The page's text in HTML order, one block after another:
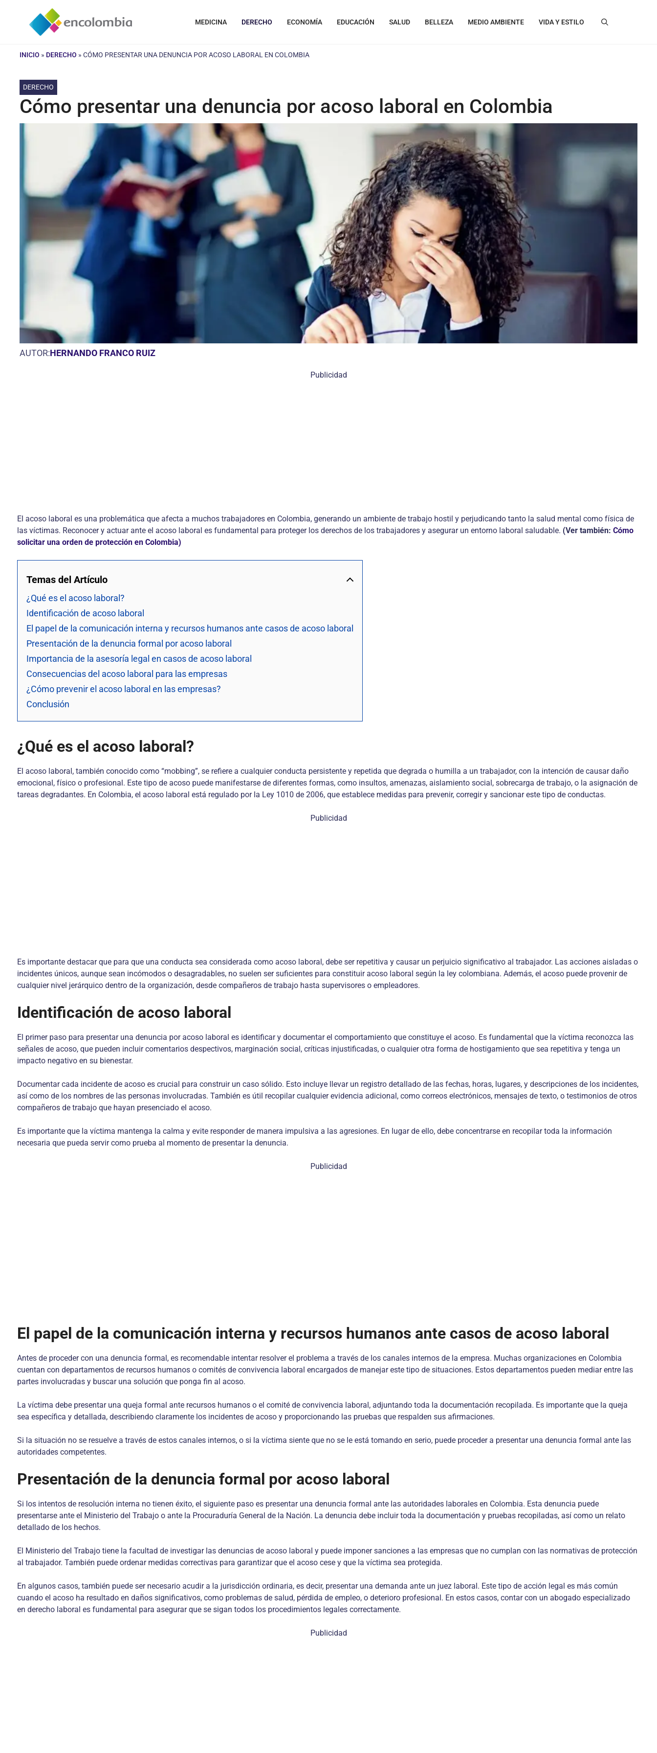
contenido
MEDICINA DERECHO ECONOMÍA EDUCACIÓN SALUD BELLEZA MEDIO AMBIENTE VIDA Y ESTILO
INICIO » DERECHO » CÓMO PRESENTAR UNA DENUNCIA POR ACOSO LABORAL EN COLOMBIA
DERECHO
Cómo presentar una denuncia por acoso laboral en Colombia
AUTOR:HERNANDO FRANCO RUIZ
Publicidad
El acoso laboral es una problemática que afecta a muchos trabajadores en Colombia, generando un ambiente de trabajo hostil y perjudicando tanto la salud mental como física de
las víctimas. Reconocer y actuar ante el acoso laboral es fundamental para proteger los derechos de los trabajadores y asegurar un entorno laboral saludable. (Ver también: Cómo
solicitar una orden de protección en Colombia)
Temas del Artículo
¿Qué es el acoso laboral?
Identificación de acoso laboral
El papel de la comunicación interna y recursos humanos ante casos de acoso laboral
Presentación de la denuncia formal por acoso laboral
Importancia de la asesoría legal en casos de acoso laboral
Consecuencias del acoso laboral para las empresas
¿Cómo prevenir el acoso laboral en las empresas?
Conclusión
¿Qué es el acoso laboral?
El acoso laboral, también conocido como “mobbing”, se refiere a cualquier conducta persistente y repetida que degrada o humilla a un trabajador, con la intención de causar daño
emocional, físico o profesional. Este tipo de acoso puede manifestarse de diferentes formas, como insultos, amenazas, aislamiento social, sobrecarga de trabajo, o la asignación de
tareas degradantes. En Colombia, el acoso laboral está regulado por la Ley 1010 de 2006, que establece medidas para prevenir, corregir y sancionar este tipo de conductas.
Publicidad
Es importante destacar que para que una conducta sea considerada como acoso laboral, debe ser repetitiva y causar un perjuicio significativo al trabajador. Las acciones aisladas o
incidentes únicos, aunque sean incómodos o desagradables, no suelen ser suficientes para constituir acoso laboral según la ley colombiana. Además, el acoso puede provenir de
cualquier nivel jerárquico dentro de la organización, desde compañeros de trabajo hasta supervisores o empleadores.
Identificación de acoso laboral
El primer paso para presentar una denuncia por acoso laboral es identificar y documentar el comportamiento que constituye el acoso. Es fundamental que la víctima reconozca las
señales de acoso, que pueden incluir comentarios despectivos, marginación social, críticas injustificadas, o cualquier otra forma de hostigamiento que sea repetitiva y tenga un
impacto negativo en su bienestar.
Documentar cada incidente de acoso es crucial para construir un caso sólido. Esto incluye llevar un registro detallado de las fechas, horas, lugares, y descripciones de los incidentes,
así como de los nombres de las personas involucradas. También es útil recopilar cualquier evidencia adicional, como correos electrónicos, mensajes de texto, o testimonios de otros
compañeros de trabajo que hayan presenciado el acoso.
Es importante que la víctima mantenga la calma y evite responder de manera impulsiva a las agresiones. En lugar de ello, debe concentrarse en recopilar toda la información
necesaria que pueda servir como prueba al momento de presentar la denuncia.
Publicidad
El papel de la comunicación interna y recursos humanos ante casos de acoso laboral
Antes de proceder con una denuncia formal, es recomendable intentar resolver el problema a través de los canales internos de la empresa. Muchas organizaciones en Colombia
cuentan con departamentos de recursos humanos o comités de convivencia laboral encargados de manejar este tipo de situaciones. Estos departamentos pueden mediar entre las
partes involucradas y buscar una solución que ponga fin al acoso.
La víctima debe presentar una queja formal ante recursos humanos o el comité de convivencia laboral, adjuntando toda la documentación recopilada. Es importante que la queja
sea específica y detallada, describiendo claramente los incidentes de acoso y proporcionando las pruebas que respalden sus afirmaciones.
Si la situación no se resuelve a través de estos canales internos, o si la víctima siente que no se le está tomando en serio, puede proceder a presentar una denuncia formal ante las
autoridades competentes.
Presentación de la denuncia formal por acoso laboral
Si los intentos de resolución interna no tienen éxito, el siguiente paso es presentar una denuncia formal ante las autoridades laborales en Colombia. Esta denuncia puede
presentarse ante el Ministerio del Trabajo o ante la Procuraduría General de la Nación. La denuncia debe incluir toda la documentación y pruebas recopiladas, así como un relato
detallado de los hechos.
El Ministerio del Trabajo tiene la facultad de investigar las denuncias de acoso laboral y puede imponer sanciones a las empresas que no cumplan con las normativas de protección
al trabajador. También puede ordenar medidas correctivas para garantizar que el acoso cese y que la víctima sea protegida.
En algunos casos, también puede ser necesario acudir a la jurisdicción ordinaria, es decir, presentar una demanda ante un juez laboral. Este tipo de acción legal es más común
cuando el acoso ha resultado en daños significativos, como problemas de salud, pérdida de empleo, o deterioro profesional. En estos casos, contar con un abogado especializado
en derecho laboral es fundamental para asegurar que se sigan todos los procedimientos legales correctamente.
Publicidad